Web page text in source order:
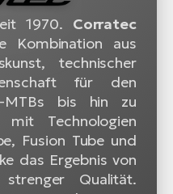
1970. Corratec
Kombination aus
technischer
für den
MTBs bis hin zu
mit Technologien
Fusion Tube und
das Ergebnis von
strenger Qualität.